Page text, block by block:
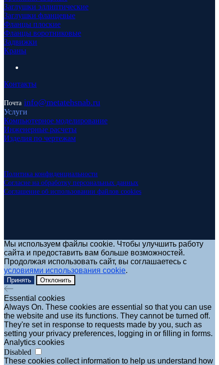
Заглушки эллиптические
Заглушки фланцевые
Фланцы плоские
Фланцы воротниковые
Задвижки
Краны
Контакты
Почта info@metatehsnab.ru
Услуги
Компьютерное моделирование
Инженерные расчеты
Изделия по чертежам
Политика конфиденциальности
Согласие на обработку персональных данных
Соглашение об использовании файлов cookies
Мы используем файлы cookie. Чтобы улучшить работу
сайта и предоставить вам больше возможностей.
Продолжая использовать сайт, вы соглашаетесь с
условиями использования cookie.
Принять Отклонить
Essential cookies
Always On. These cookies are essential so that you can use
the website and use its functions. They cannot be turned off.
They're set in response to requests made by you, such as
setting your privacy preferences, logging in or filling in forms.
Analytics cookies
Disabled
These cookies collect information to help us understand how